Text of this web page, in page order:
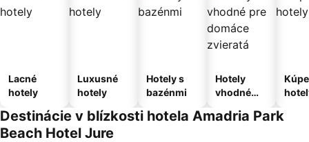
Lacné
hotely
Luxusné
hotely
Hotely s
bazénmi
Hotely
vhodné
domáce
Destinácie v blízkosti hotela Amadria Park
Beach Hotel Jure